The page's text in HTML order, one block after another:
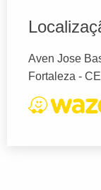
Aven Jose
Fortaleza - CE